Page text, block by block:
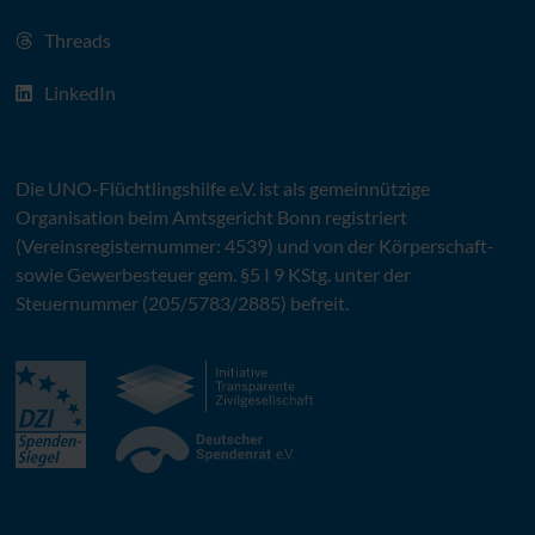
Threads
LinkedIn
Die UNO-Flüchtlingshilfe e.V.ist als gemeinnützige
Organisation beim Amtsgericht Bonn registriert
(Vereinsregisternummer: 4539) und von der Körperschaft-
sowie Gewerbesteuer gem. §5 I 9 KStg. unter der
Steuernummer (205/5783/2885) befreit.